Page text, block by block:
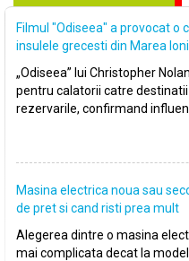
Filmul "Odiseea" a provocat o
insulele grecesti din Marea
„Odiseea” lui Christopher
pentru calatorii catre
rezervarile, confirmand
Masina electrica noua sau
de pret si cand risti prea mult
Alegerea dintre o masina
mai complicata decat la